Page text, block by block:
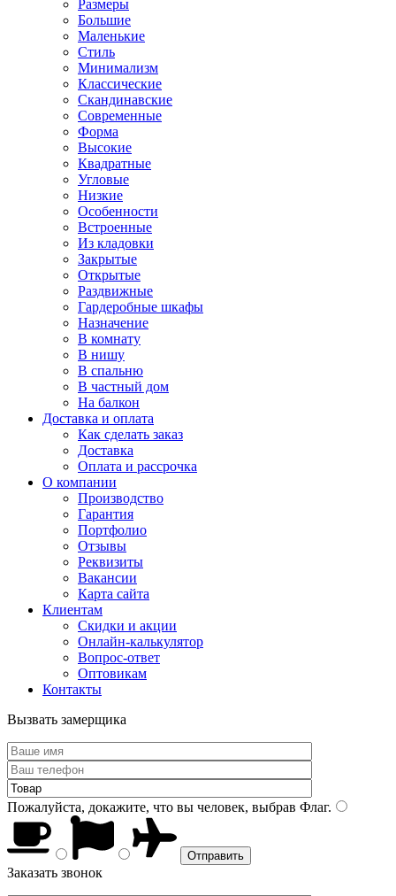
Размеры
Большие
Маленькие
Стиль
Минимализм
Классические
Скандинавские
Современные
Форма
Высокие
Квадратные
Угловые
Низкие
Особенности
Встроенные
Из кладовки
Закрытые
Открытые
Раздвижные
Гардеробные шкафы
Назначение
В комнату
В нишу
В спальню
В частный дом
На балкон
Доставка и оплата
Как сделать заказ
Доставка
Оплата и рассрочка
О компании
Производство
Гарантия
Портфолио
Отзывы
Реквизиты
Вакансии
Карта сайта
Клиентам
Скидки и акции
Онлайн-калькулятор
Вопрос-ответ
Оптовикам
Контакты
Вызвать замерщика
Пожалуйста, докажите, что вы человек, выбрав Флаг.
Заказать звонок